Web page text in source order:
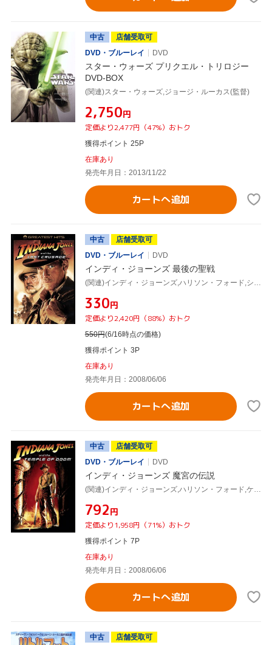
中古
店舗受取可
DVD・ブルーレイ
DVD
スター・ウォーズ プリクエル・トリロジー
DVD-BOX
(関連)スター・ウォーズ,ジョージ・ルーカス(監督)
¥2,750円
定価より2,477円（47%）おトク
獲得ポイント 25P
在庫あり
発売年月日：2013/11/22
カートへ追加
中古
店舗受取可
DVD・ブルーレイ
DVD
インディ・ジョーンズ 最後の聖戦
¥330円
定価より2,420円（88%）おトク
550円(6/16時点の価格)
獲得ポイント 3P
在庫あり
発売年月日：2008/06/06
カートへ追加
中古
店舗受取可
DVD・ブルーレイ
DVD
インディ・ジョーンズ 魔宮の伝説
¥792円
定価より1,958円（71%）おトク
獲得ポイント 7P
在庫あり
発売年月日：2008/06/06
カートへ追加
中古
店舗受取可